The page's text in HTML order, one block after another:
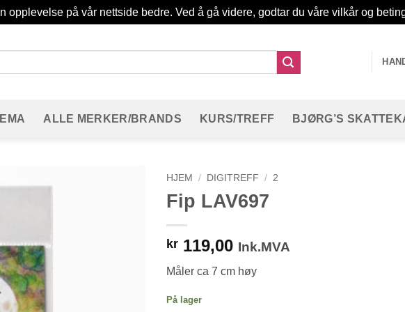
opplevelse på vår nettside bedre. Ved å gå videre, godtar du våre vilkår og
ALLE MERKER/BRANDS KURS/TREFF BJØRG’S
HJEM / DIGITREFF / 2
Fip LAV697
kr 119,00 Ink.MVA
Måler ca 7 cm høy
På lager